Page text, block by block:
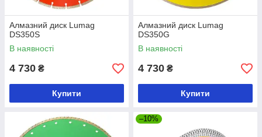
Алмазний диск Lumag
DS350S
В наявності
4 730 ₴
Купити
Алмазний диск Lumag
DS350G
В наявності
4 730 ₴
Купити
–10%